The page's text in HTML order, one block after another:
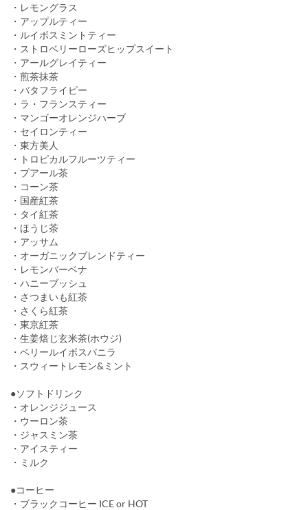
・レモングラス
・アップルティー
・ルイボスミントティー
・ストロベリーローズヒップスイート
・アールグレイティー
・煎茶抹茶
・バタフライピー
・ラ・フランスティー
・マンゴーオレンジハーブ
・セイロンティー
・東方美人
・トロピカルフルーツティー
・プアール茶
・コーン茶
・国産紅茶
・タイ紅茶
・ほうじ茶
・アッサム
・オーガニックブレンドティー
・レモンバーベナ
・ハニーブッシュ
・さつまいも紅茶
・さくら紅茶
・東京紅茶
・生姜焙じ玄米茶(ホウジ)
・ベリールイボスバニラ
・スウィートレモン&ミント
●ソフトドリンク
・オレンジジュース
・ウーロン茶
・ジャスミン茶
・アイスティー
・ミルク
●コーヒー
・ブラックコーヒー ICE or HOT